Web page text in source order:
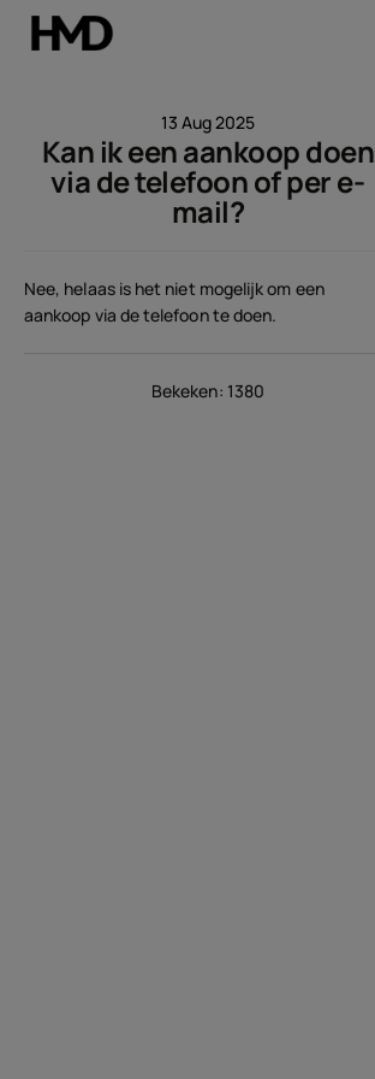
Smartphones
Feature phones
Accessoires
Aanbiedingen
13 Aug 2025
Kan ik een aankoop doen
via de telefoon of per e-
mail?
Nee, helaas is het niet mogelijk om een
aankoop via de telefoon te doen.
Bekeken: 1380